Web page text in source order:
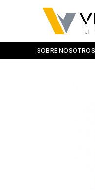
SOBRE NOSOTROS